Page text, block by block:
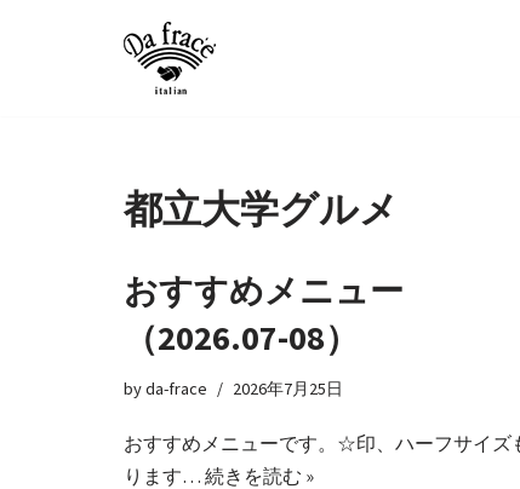
都立大学グルメ
おすすめメニュー
（2026.07-08）
byda-frace 2026年7月25日
おすすめメニューです。☆印、ハーフサイズ
ります… 続きを読む »